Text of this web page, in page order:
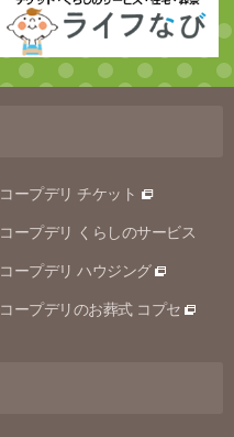
コープデリ チケット
コープデリ くらしのサービス
コープデリ ハウジング
コープデリのお葬式 コプセ